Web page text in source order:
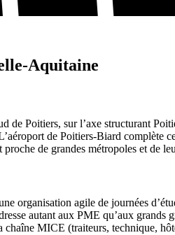
Aquitaine
de Poitiers, sur l’axe structurant
de Poitiers-Biard complète
de grandes métropoles et de
organisation agile de journées
autant aux PME qu’aux grands
chaîne MICE (traiteurs, technique,